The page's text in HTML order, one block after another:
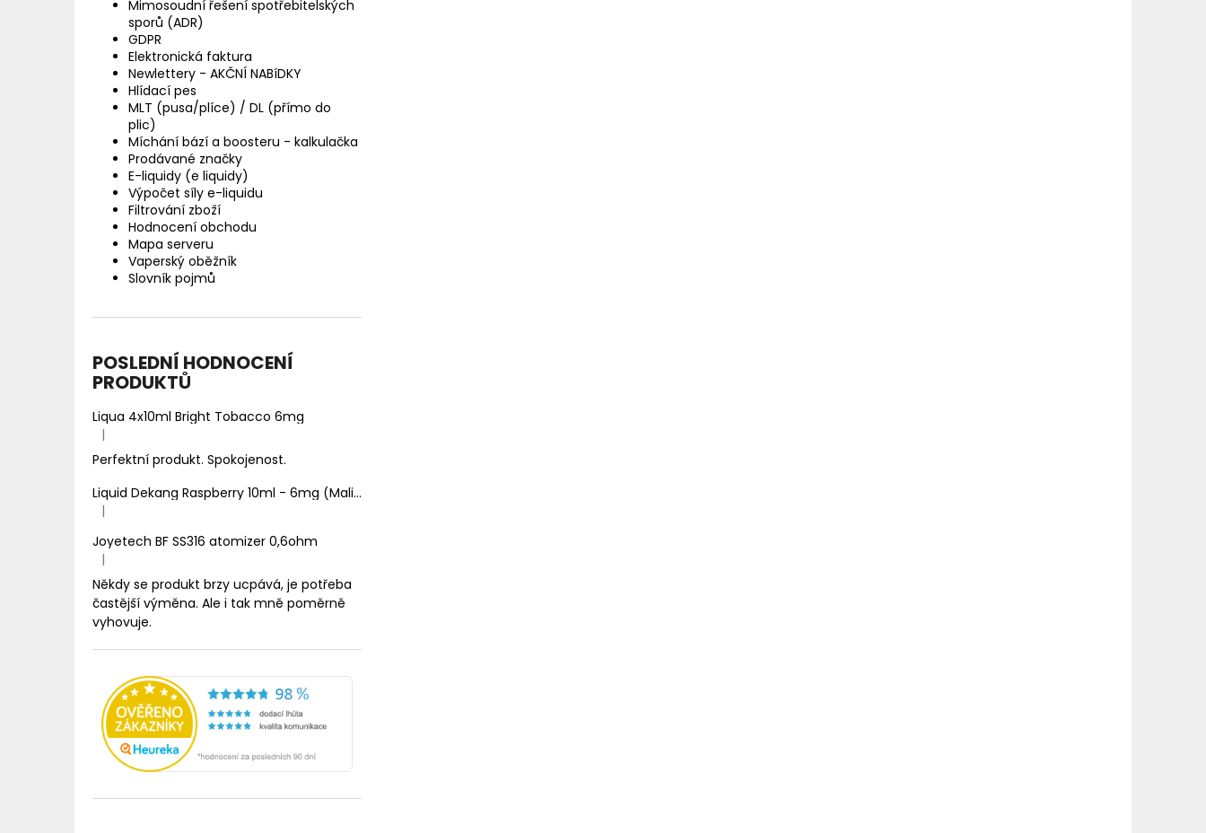
Mimosoudní řešení spotřebitelských
sporů (ADR)
GDPR
Elektronická faktura
Newlettery - AKČNÍ NABíDKY
Hlídací pes
MLT (pusa/plíce) / DL (přímo do
plic)
Míchání bází a boosteru - kalkulačka
Prodávané značky
E-liquidy (e liquidy)
Výpočet síly e-liquidu
Filtrování zboží
Hodnocení obchodu
Mapa serveru
Vaperský oběžník
Slovník pojmů
POSLEDNÍ HODNOCENÍ
PRODUKTŮ
Liqua 4x10ml Bright Tobacco 6mg
Hodnocení produktu je 5 z 5 hvězdiček.
|
Perfektní produkt. Spokojenost.
Liquid Dekang Raspberry 10ml - 6mg (Malina)
Hodnocení produktu je 1 z 5 hvězdiček.
|
Joyetech BF SS316 atomizer 0,6ohm
Hodnocení produktu je 5 z 5 hvězdiček.
|
Někdy se produkt brzy ucpává, je potřeba
častější výměna. Ale i tak mně poměrně
vyhovuje.